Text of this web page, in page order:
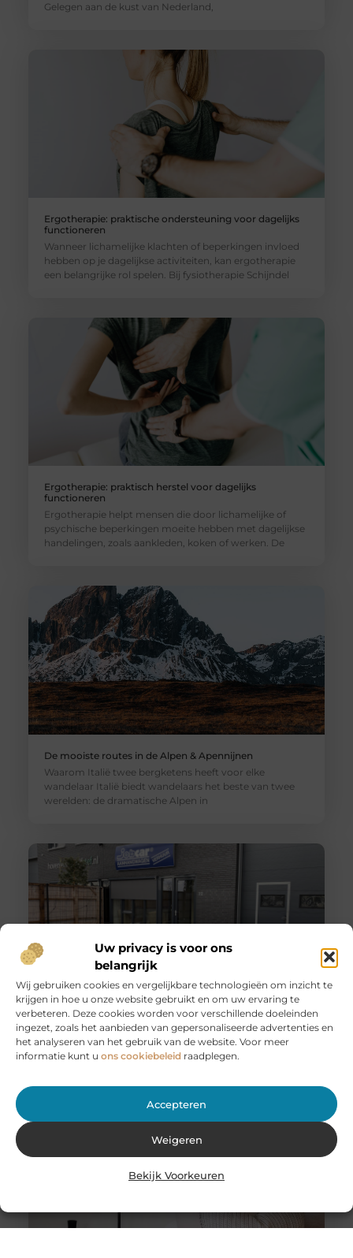
Uw privacy is voor ons
belangrijk
Wij gebruiken cookies en vergelijkbare technologieën om inzicht te
krijgen in hoe u onze website gebruikt en om uw ervaring te
verbeteren. Deze cookies worden voor verschillende doeleinden
ingezet, zoals het aanbieden van gepersonaliseerde advertenties en
het analyseren van het gebruik van de website. Voor meer
informatie kunt u ons cookiebeleid raadplegen.
Accepteren
Weigeren
Bekijk Voorkeuren
Gelegen aan de kust van Nederland,
Ergotherapie: praktische ondersteuning voor dagelijks
functioneren
Wanneer lichamelijke klachten of beperkingen invloed
hebben op je dagelijkse activiteiten, kan ergotherapie
een belangrijke rol spelen. Bij fysiotherapie Schijndel
Ergotherapie: praktisch herstel voor dagelijks
functioneren
Ergotherapie helpt mensen die door lichamelijke of
psychische beperkingen moeite hebben met dagelijkse
handelingen, zoals aankleden, koken of werken. De
De mooiste routes in de Alpen & Apennijnen
Waarom Italië twee bergketens heeft voor elke
wandelaar Italië biedt wandelaars het beste van twee
werelden: de dramatische Alpen in
Huur een aanhanger of autoambulance bij JobCar –
Voor elk vervoer de juiste oplossing
Bij JobCar in Etten-Leur bent u aan het juiste adres voor
het huren van aanhangers en autoambulances. Of u nu